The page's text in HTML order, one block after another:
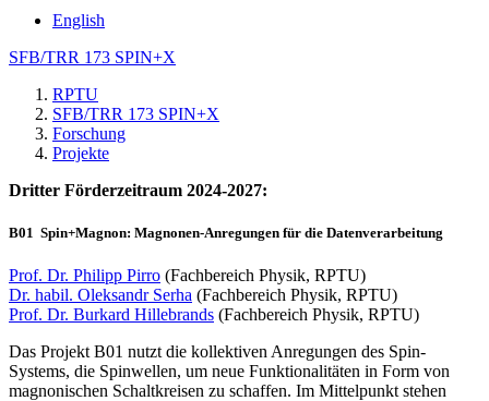
English
SFB/TRR 173 SPIN+X
RPTU
SFB/TRR 173 SPIN+X
Forschung
Projekte
Dritter Förderzeitraum 2024-2027:
B01 Spin+Magnon: Magnonen-Anregungen für die Datenverarbeitung
Prof. Dr. Philipp Pirro (Fachbereich Physik, RPTU)
Dr. habil. Oleksandr Serha (Fachbereich Physik, RPTU)
Prof. Dr. Burkard Hillebrands (Fachbereich Physik, RPTU)
Das Projekt B01 nutzt die kollektiven Anregungen des Spin-
Systems, die Spinwellen, um neue Funktionalitäten in Form von
magnonischen Schaltkreisen zu schaffen. Im Mittelpunkt stehen